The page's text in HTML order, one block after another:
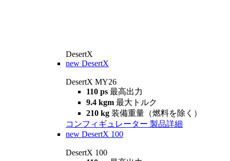
DesertX
new DesertX
DesertX MY26
110 ps 最高出力
9.4 kgm 最大トルク
210 kg 装備重量（燃料を除く）
コンフィギュレーター 製品詳細
new DesertX 100
DesertX 100